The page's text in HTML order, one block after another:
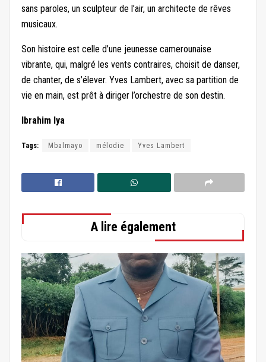
sans paroles, un sculpteur de l’air, un architecte de rêves
musicaux.
Son histoire est celle d’une jeunesse camerounaise
vibrante, qui, malgré les vents contraires, choisit de danser,
de chanter, de s’élever. Yves Lambert, avec sa partition de
vie en main, est prêt à diriger l’orchestre de son destin.
Ibrahim Iya
Tags: Mbalmayo mélodie Yves Lambert
A lire également